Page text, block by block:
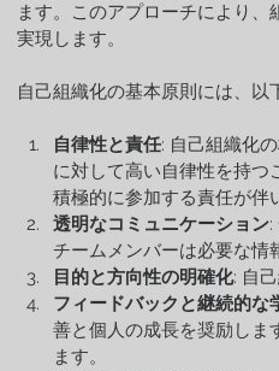
ます。このアプローチにより
実現します。
自己組織化の基本原則には、以
自律性と責任: 自己組織化
に対して高い自律性を持つ
積極的に参加する責任が伴
透明なコミュニケーション:
チームメンバーは必要な情
目的と方向性の明確化: 自
フィードバックと継続的な
善と個人の成長を奨励しま
ます。